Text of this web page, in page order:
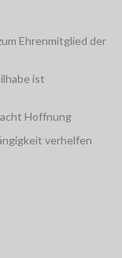
Ehrenmitglied der
ist
Hoffnung
verhelfen